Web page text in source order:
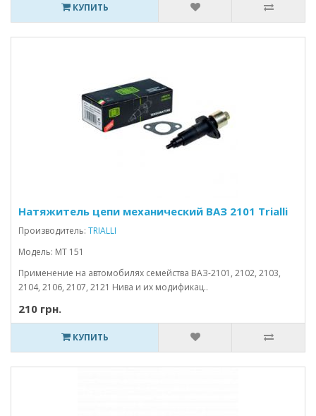
КУПИТЬ
Натяжитель цепи механический ВАЗ 2101 Trialli
Производитель: TRIALLI
Модель: MT 151
Применение на автомобилях семейства ВАЗ-2101, 2102, 2103,
2104, 2106, 2107, 2121 Нива и их модификац..
210 грн.
КУПИТЬ